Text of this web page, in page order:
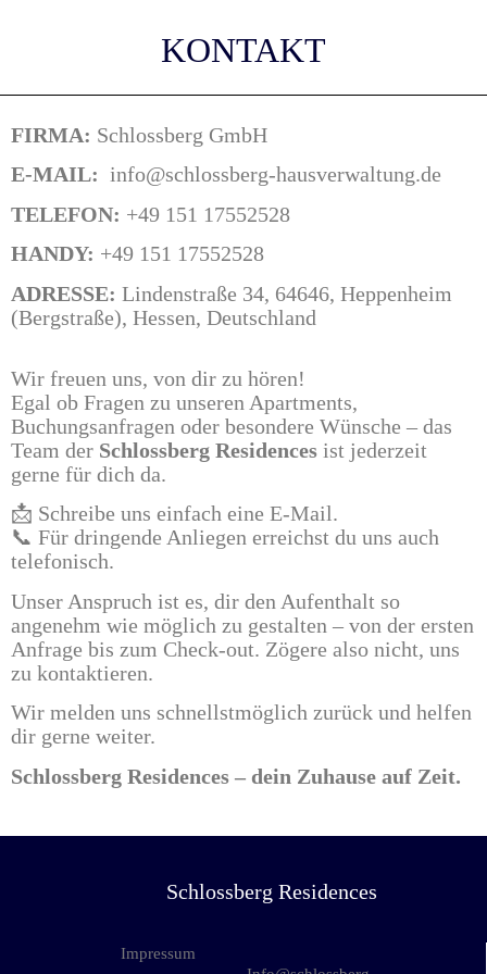
KONTAKT
FIRMA: Schlossberg GmbH
E-MAIL: info@schlossberg-hausverwaltung.de
TELEFON: +49 151 17552528
HANDY: +49 151 17552528
ADRESSE: Lindenstraße 34, 64646, Heppenheim
(Bergstraße), Hessen, Deutschland
Wir freuen uns, von dir zu hören!
Egal ob Fragen zu unseren Apartments,
Buchungsanfragen oder besondere Wünsche – das
Team der Schlossberg Residences ist jederzeit
gerne für dich da.
📩 Schreibe uns einfach eine E-Mail.
📞 Für dringende Anliegen erreichst du uns auch
telefonisch.
Unser Anspruch ist es, dir den Aufenthalt so
angenehm wie möglich zu gestalten – von der ersten
Anfrage bis zum Check-out. Zögere also nicht, uns
zu kontaktieren.
Wir melden uns schnellstmöglich zurück und helfen
dir gerne weiter.
Schlossberg Residences – dein Zuhause auf Zeit.
Schlossberg Residences
Impressum